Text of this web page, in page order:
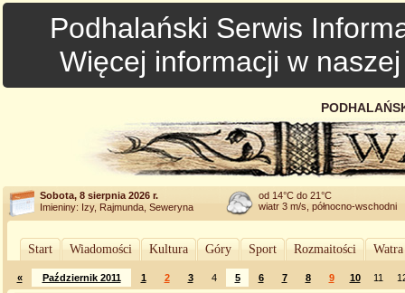
Podhalański Serwis
Więcej informacji w
Sobota, 8 sierpnia 2026 r.
Imieniny: Izy, Rajmunda, Seweryna
od 14°C do 21°C
wiatr 3 m/s, północno-wschodni
Start Wiadomości Kultura Góry Sport Rozmaitości
« Październik 2011 1 2 3 4 5 6 7 8 9 10 11